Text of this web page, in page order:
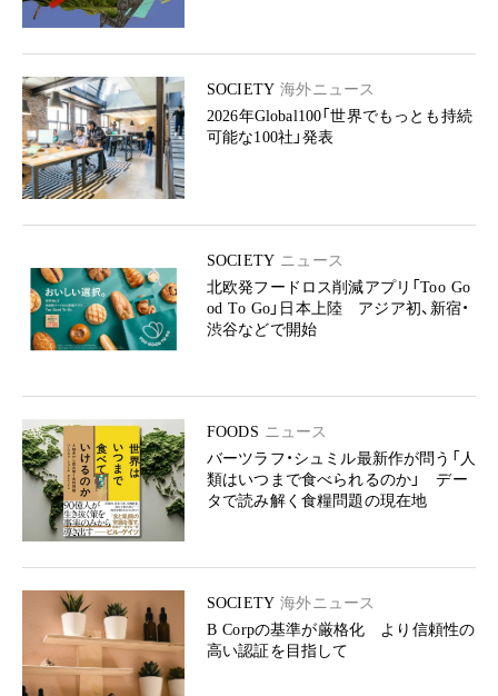
SOCIETY 海外ニュース
2026年Global100「世界でもっとも持続
可能な100社」発表
SOCIETY ニュース
北欧発フードロス削減アプリ「Too Go
od To Go」日本上陸 アジア初、新宿・
渋谷などで開始
FOODS ニュース
バーツラフ・シュミル最新作が問う「人
類はいつまで食べられるのか」 デー
タで読み解く食糧問題の現在地
SOCIETY 海外ニュース
B Corpの基準が厳格化 より信頼性の
高い認証を目指して